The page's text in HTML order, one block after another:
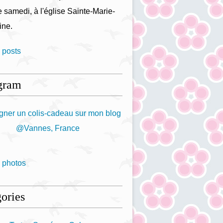
samedi, à l'église Sainte-Marie-
posts
photos